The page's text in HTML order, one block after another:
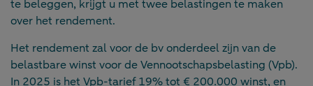
te beleggen, krijgt u met twee belastingen te maken
over het rendement.
Het rendement zal voor de bv onderdeel zijn van de
belastbare winst voor de Vennootschapsbelasting (Vpb).
In 2025 is het Vpb-tarief 19% tot € 200.000 winst, en